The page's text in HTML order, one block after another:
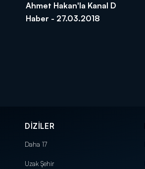
Ahmet Hakan'la Kanal D
Haber - 27.03.2018
DİZİLER
Daha 17
Uzak Şehir